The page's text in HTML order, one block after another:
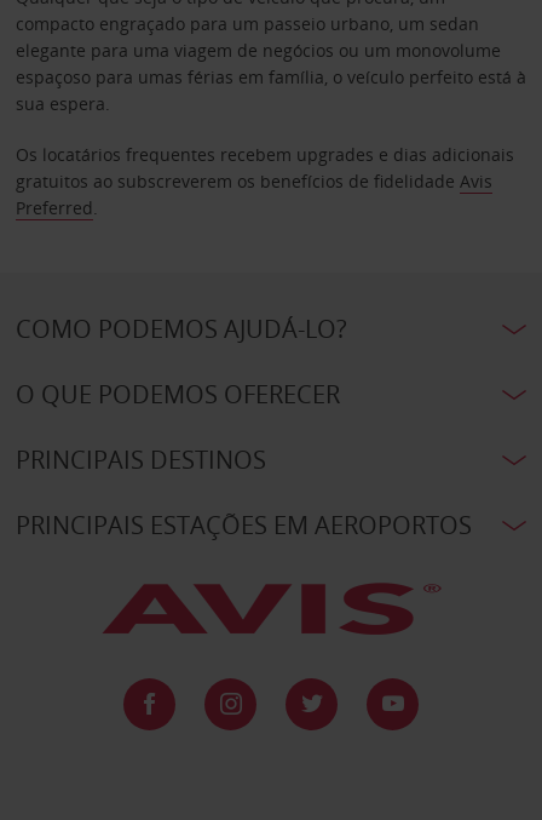
compacto engraçado para um passeio urbano, um sedan
elegante para uma viagem de negócios ou um monovolume
espaçoso para umas férias em família, o veículo perfeito está à
sua espera.
Os locatários frequentes recebem upgrades e dias adicionais
gratuitos ao subscreverem os benefícios de fidelidade Avis
Preferred.
COMO PODEMOS AJUDÁ-LO?
O QUE PODEMOS OFERECER
PRINCIPAIS DESTINOS
PRINCIPAIS ESTAÇÕES EM AEROPORTOS